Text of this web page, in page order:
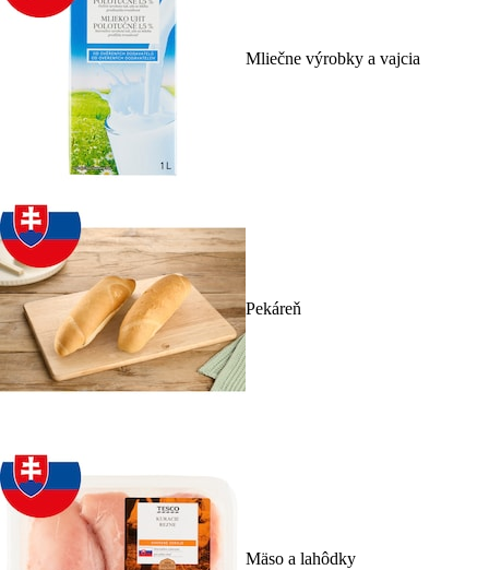
Mliečne výrobky a vajcia
Pekáreň
Mäso a lahôdky